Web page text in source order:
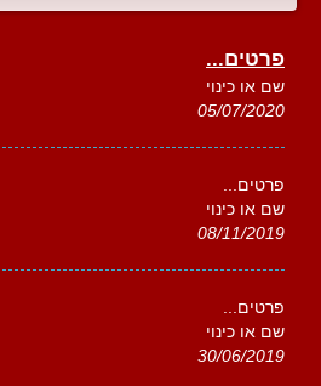
פרטים...
שם או כינוי
05/07/2020
פרטים...
שם או כינוי
08/11/2019
פרטים...
שם או כינוי
30/06/2019